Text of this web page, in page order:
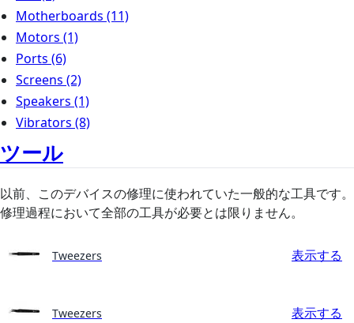
Motherboards (11)
Motors (1)
Ports (6)
Screens (2)
Speakers (1)
Vibrators (8)
ツール
以前、このデバイスの修理に使われていた一般的な工具です。
修理過程において全部の工具が必要とは限りません。
Tweezers 表示する
Tweezers 表示する